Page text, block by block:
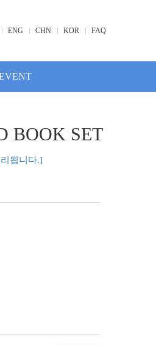
ENG CHN KOR FAQ
BOOK SET
됩니다.]